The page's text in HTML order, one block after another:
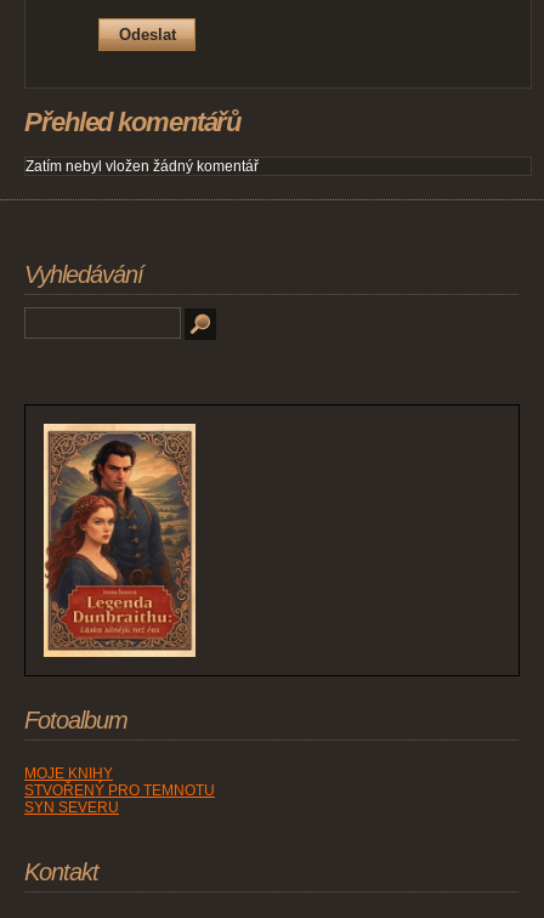
Přehled komentářů
Zatím nebyl vložen žádný komentář
Vyhledávání
Fotoalbum
MOJE KNIHY
STVOŘENÝ PRO TEMNOTU
SYN SEVERU
Kontakt